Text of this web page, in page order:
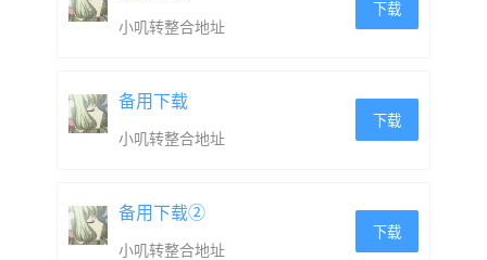
小叽转整合地址
下载
备用下载
小叽转整合地址
下载
备用下载②
小叽转整合地址
下载